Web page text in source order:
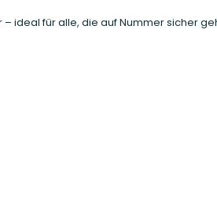
ideal für alle, die auf Nummer sicher